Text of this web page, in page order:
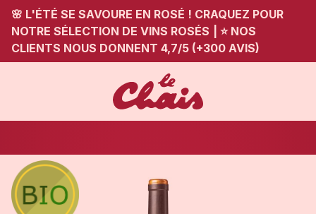
🌸 L'ÉTÉ SE SAVOURE EN ROSÉ ! CRAQUEZ POUR
NOTRE SÉLECTION DE VINS ROSÉS
⭐ NOS
CLIENTS NOUS DONNENT 4,7/5 (+300 AVIS)